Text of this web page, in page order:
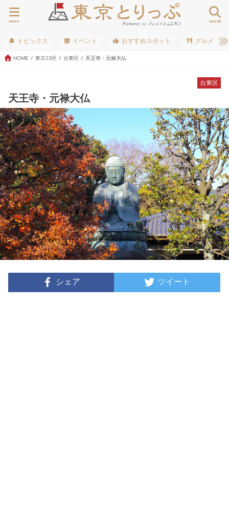
search
menu
トピックス イベント おすすめスポット グルメ
HOME 東京23区 台東区 天王寺・元禄大仏
台東区
天王寺・元禄大仏
シェア ツイート